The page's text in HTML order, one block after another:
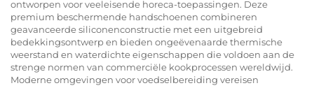
ontworpen voor veeleisende horeca-toepassingen. Deze
premium beschermende handschoenen combineren
geavanceerde siliconenconstructie met een uitgebreid
bedekkingsontwerp en bieden ongeëvenaarde thermische
weerstand en waterdichte eigenschappen die voldoen aan de
strenge normen van commerciële kookprocessen wereldwijd.
Moderne omgevingen voor voedselbereiding vereisen